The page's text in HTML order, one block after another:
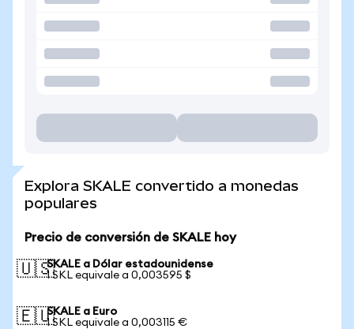
Explora SKALE convertido a monedas
populares
Precio de conversión de SKALE hoy
🇺🇸SKALE a Dólar estadounidense
1 SKL equivale a 0,003595 $
🇪🇺SKALE a Euro
1 SKL equivale a 0,003115 €